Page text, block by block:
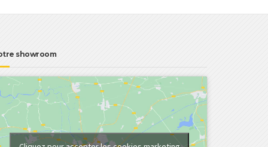
showroom